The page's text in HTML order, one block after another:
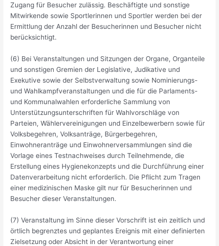
Zugang für Besucher zulässig. Beschäftigte und sonstige
Mitwirkende sowie Sportlerinnen und Sportler werden bei der
Ermittlung der Anzahl der Besucherinnen und Besucher nicht
berücksichtigt.
(6) Bei Veranstaltungen und Sitzungen der Organe, Organteile
und sonstigen Gremien der Legislative, Judikative und
Exekutive sowie der Selbstverwaltung sowie Nominierungs-
und Wahlkampfveranstaltungen und die für die Parlaments-
und Kommunalwahlen erforderliche Sammlung von
Unterstützungsunterschriften für Wahlvorschläge von
Parteien, Wählervereinigungen und Einzelbewerbern sowie für
Volksbegehren, Volksanträge, Bürgerbegehren,
Einwohneranträge und Einwohnerversammlungen sind die
Vorlage eines Testnachweises durch Teilnehmende, die
Erstellung eines Hygienekonzepts und die Durchführung einer
Datenverarbeitung nicht erforderlich. Die Pflicht zum Tragen
einer medizinischen Maske gilt nur für Besucherinnen und
Besucher dieser Veranstaltungen.
(7) Veranstaltung im Sinne dieser Vorschrift ist ein zeitlich und
örtlich begrenztes und geplantes Ereignis mit einer definierten
Zielsetzung oder Absicht in der Verantwortung einer